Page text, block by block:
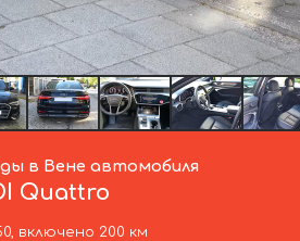
в Вене автомобиля
Quattro
включено 200 км